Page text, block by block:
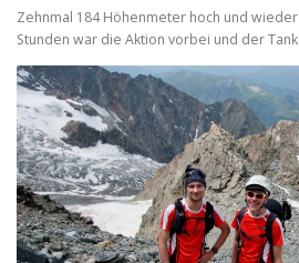
Zehnmal 184 Höhenmeter hoch und
Stunden war die Aktion vorbei und der